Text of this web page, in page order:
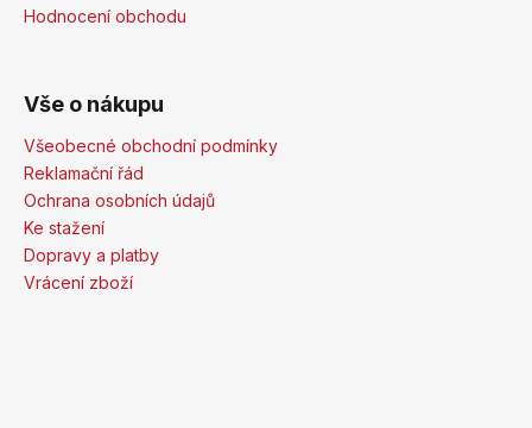
Hodnocení obchodu
Vše o nákupu
Všeobecné obchodní podmínky
Reklamační řád
Ochrana osobních údajů
Ke stažení
Dopravy a platby
Vrácení zboží